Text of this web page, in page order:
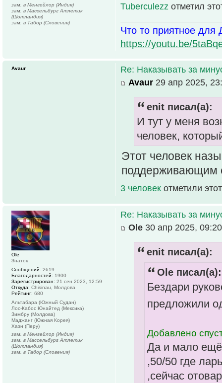
Tuberculezz отметил
Что то приятное для
https://youtu.be/
зам. в Менгейлор (Индия)
зам. в Массельбург Атлетик
(Шотландия)
зам. в Табор (Словения)
Re: Наказывать за
Avaur 29 апр 2025,
enit писал(а):
И тут у меня
человек,
Этот человек
поддерживающим
3 человек отметили
Avaur
Re: Наказывать за
Ole 30 апр 2025, 09:20
enit писал(а):
Ole писал(а):
Бездари
предложили
Добавлено
Да и мало ещё
,50/50 где
,сейчас
Ole
Знаток
Сообщений: 2619
Благодарностей: 1900
Зарегистрирован: 21 сен 2023, 12:59
Откуда: Chisinau, Молдова
Рейтинг: 680
Альтабара (Южный Судан)
Лос-Кабос Юнайтед (Мексика)
Зимбру (Молдова)
Маджанг (Южная Корея)
Хаэн (Перу)
зам. в Менгейлор (Индия)
зам. в Массельбург Атлетик
(Шотландия)
зам. в Табор (Словения)